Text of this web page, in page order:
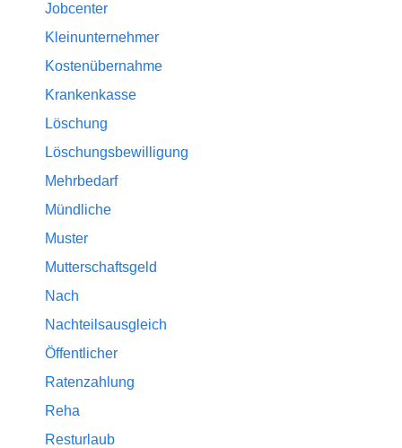
Jobcenter
Kleinunternehmer
Kostenübernahme
Krankenkasse
Löschung
Löschungsbewilligung
Mehrbedarf
Mündliche
Muster
Mutterschaftsgeld
Nach
Nachteilsausgleich
Öffentlicher
Ratenzahlung
Reha
Resturlaub